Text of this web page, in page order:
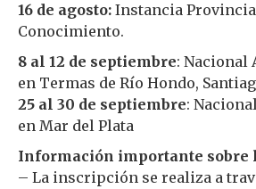
16 de agosto: Instancia
Conocimiento.
8 al 12 de septiembre: Nacional
en Termas de Río Hondo,
25 al 30 de septiembre: Nacional
en Mar del Plata
Información importante sobre
– La inscripción se realiza a